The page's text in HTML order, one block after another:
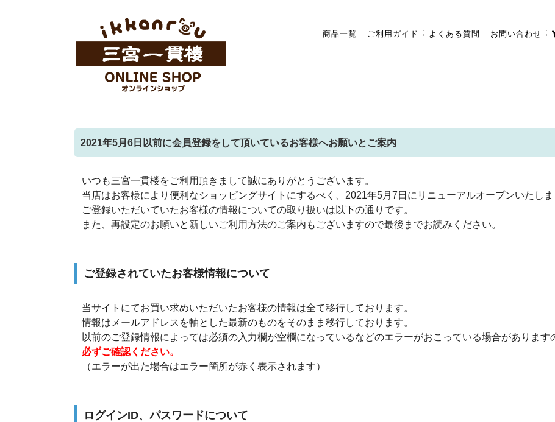
商品一覧 ご利用ガイド よくある質問 お問い合わせ
2021年5月6日以前に会員登録をして頂いているお客様へお願いとご案内
いつも三宮一貫楼をご利用頂きまして誠にありがとうございます。
当店はお客様により便利なショッピングサイトにするべく、2021年5月7日にリニューアルオープンいたしま
ご登録いただいていたお客様の情報についての取り扱いは以下の通りです。
また、再設定のお願いと新しいご利用方法のご案内もございますので最後までお読みください。
ご登録されていたお客様情報について
当サイトにてお買い求めいただいたお客様の情報は全て移行しております。
情報はメールアドレスを軸とした最新のものをそのまま移行しております。
以前のご登録情報によっては必須の入力欄が空欄になっているなどのエラーがおこっている場合があります
必ずご確認ください。
（エラーが出た場合はエラー箇所が赤く表示されます）
ログインID、パスワードについて